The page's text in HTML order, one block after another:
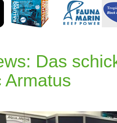
Das
Armatus